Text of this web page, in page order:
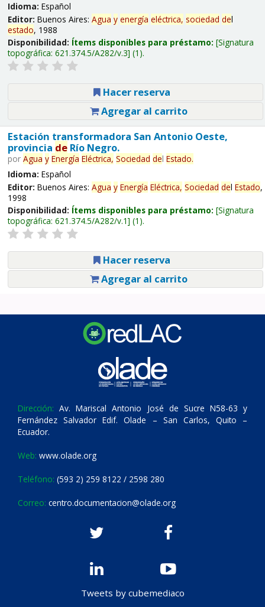
Idioma: Español
Editor: Buenos Aires: Agua y energía eléctrica, sociedad del
estado, 1988
Disponibilidad: Ítems disponibles para préstamo: Signatura
topográfica: 621.374.5/A282/v.3 (1).
Hacer reserva
Agregar al carrito
Estación transformadora San Antonio Oeste,
provincia deRío Negro.
por Agua y Energía Eléctrica, Sociedad del Estado.
Idioma: Español
Editor: Buenos Aires: Agua y Energía Eléctrica, Sociedad del Estado,
1998
Disponibilidad: Ítems disponibles para préstamo: Signatura
topográfica: 621.374.5/A282/v.1 (1).
Hacer reserva
Agregar al carrito
Dirección: Av. Mariscal Antonio José de Sucre N58-63 y
Fernández Salvador Edif. Olade – San Carlos, Quito –
Ecuador.
Web: www.olade.org
Teléfono: (593 2) 259 8122 / 2598 280
Correo: centro.documentacion@olade.org
Tweets by cubemediaco